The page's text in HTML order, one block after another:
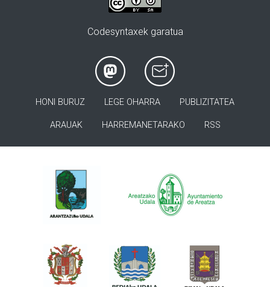
Codesyntaxek garatua
HONI BURUZ LEGE OHARRA PUBLIZITATEA
ARAUAK HARREMANETARAKO RSS